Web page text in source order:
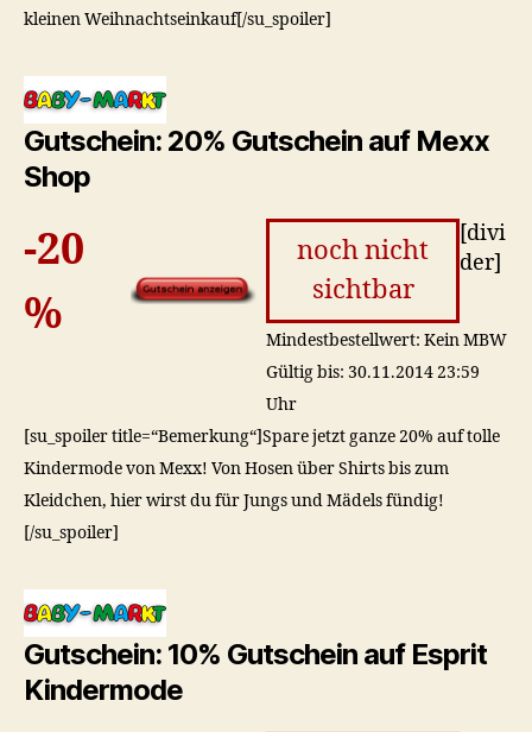
kleinen Weihnachtseinkauf[/su_spoiler]
Gutschein: 20% Gutschein auf Mexx
Shop
-20
%
noch nicht
sichtbar
Mindestbestellwert: Kein MBW
Gültig bis: 30.11.2014 23:59
Uhr
[su_spoiler title=“Bemerkung“]Spare jetzt ganze 20% auf tolle
Kindermode von Mexx! Von Hosen über Shirts bis zum
Kleidchen, hier wirst du für Jungs und Mädels fündig!
[/su_spoiler]
[divi
der]
Gutschein: 10% Gutschein auf Esprit
Kindermode